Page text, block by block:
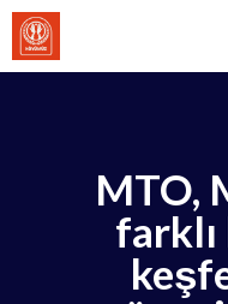
İçeriğe
atla
MTO,